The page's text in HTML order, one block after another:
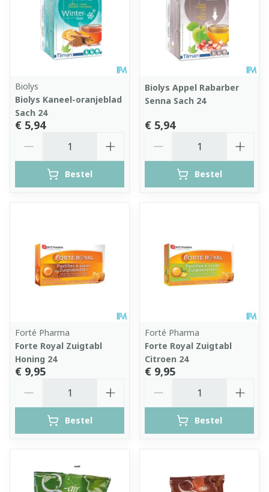
Biolys
Biolys Kaneel-oranjeblad
Sach 24
€ 5,94
Bestel
Biolys Appel Rabarber
Senna Sach 24
€ 5,94
Bestel
Forté Pharma
Forte Royal Zuigtabl
Honing 24
€ 9,95
Bestel
Forté Pharma
Forte Royal Zuigtabl
Citroen 24
€ 9,95
Bestel